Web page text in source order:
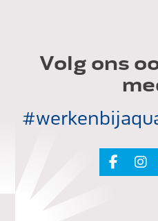
Volg ons